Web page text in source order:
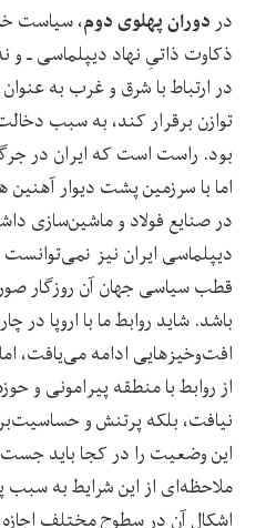
در دوران پهلوی دوم، سیاست
ذکاوت ذاتیِ نهاد دیپلماسی ـ
در ارتباط با شرق و غرب به
توازن برقرار کند، به سبب
بود. راست است که ایران در
اما با سرزمین پشت دیوار
در صنایع فولاد و ماشین‌سازی
دیپلماسی ایران نیز
قطب سیاسی جهان آن روزگار
باشد. شاید روابط ما با اروپا در
افت‌وخیزهایی ادامه می‌یافت،
از روابط با منطقه پیرامونی و
نیافت، بلکه پرتنش و
این وضعیت را در کجا باید
ملاحظه‌ای از این شرایط به
اشکال آن در سطوح مختلف